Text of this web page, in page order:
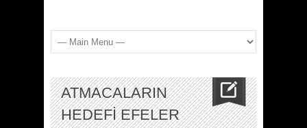
ATMACALARIN
HEDEFİ EFELER